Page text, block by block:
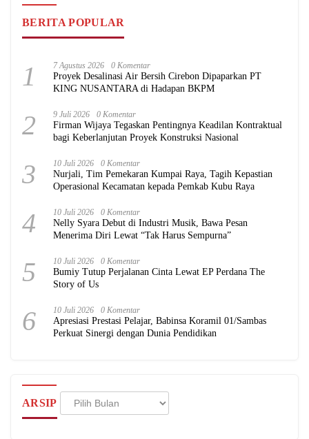
BERITA POPULAR
1 7 Agustus 2026 0 Komentar
Proyek Desalinasi Air Bersih Cirebon Dipaparkan PT
KING NUSANTARA di Hadapan BKPM
2 9 Juli 2026 0 Komentar
Firman Wijaya Tegaskan Pentingnya Keadilan Kontraktual
bagi Keberlanjutan Proyek Konstruksi Nasional
3 10 Juli 2026 0 Komentar
Nurjali, Tim Pemekaran Kumpai Raya, Tagih Kepastian
Operasional Kecamatan kepada Pemkab Kubu Raya
4 10 Juli 2026 0 Komentar
Nelly Syara Debut di Industri Musik, Bawa Pesan
Menerima Diri Lewat “Tak Harus Sempurna”
5 10 Juli 2026 0 Komentar
Bumiy Tutup Perjalanan Cinta Lewat EP Perdana The
Story of Us
6 10 Juli 2026 0 Komentar
Apresiasi Prestasi Pelajar, Babinsa Koramil 01/Sambas
Perkuat Sinergi dengan Dunia Pendidikan
ARSIP
Arsip